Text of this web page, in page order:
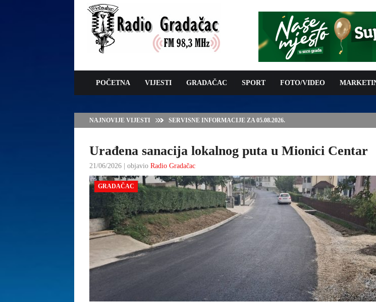
POČETNA VIJESTI GRADAČAC SPORT FOTO/VIDEO
NAJNOVIJE VIJESTI
JAVNI POZIV ZA PODNOŠENJE ZAHTJEVA ZA OSTVARIVANJE PRAVA
SUFINANSIRANJE TROŠKOVA PROVOĐENJA PROGRAMA
Urađena sanacija lokalnog puta u Mionici Centar
21/06/2026 | objavio Radio Gradačac
GRADAČAC